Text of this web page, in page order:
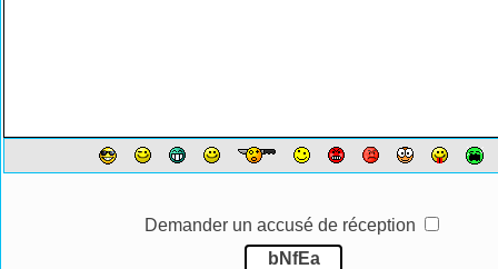
Demander un accusé de réception
bNfEa